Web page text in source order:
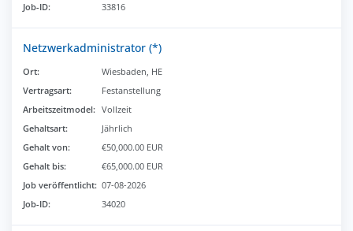
Job-ID:
33816
Netzwerkadministrator (*)
Ort:
Wiesbaden, HE
Vertragsart:
Festanstellung
Arbeitszeitmodel: Vollzeit
Gehaltsart:
Jährlich
Gehalt von:
€50,000.00 EUR
Gehalt bis:
€65,000.00 EUR
Job veröffentlicht: 07-08-2026
Job-ID:
34020